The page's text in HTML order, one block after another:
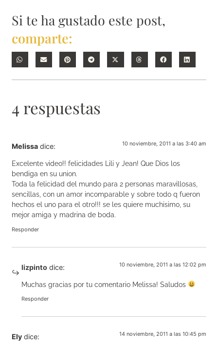
Si te ha gustado este post,
comparte:
4 respuestas
Melissa dice: 10 noviembre, 2011 a las 3:40 am
Excelente video!! felicidades Lili y Jean! Que Dios los
bendiga en su union.
Toda la felicidad del mundo para 2 personas maravillosas,
sencillas, con un amor incomparable y sobre todo q fueron
hechos el uno para el otro!!! se les quiere muchisimo, su
mejor amiga y madrina de boda.
Responder
lizpinto dice: 10 noviembre, 2011 a las 12:02 pm
Muchas gracias por tu comentario Melissa! Saludos
Responder
Ely dice: 14 noviembre, 2011 a las 10:45 pm